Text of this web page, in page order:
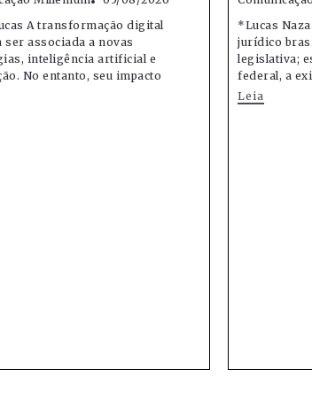
A transformação digital
ser associada a novas
inteligência artificial e
No entanto, seu impacto
*Lucas
jurídico
legislativa;
federal, a
Leia